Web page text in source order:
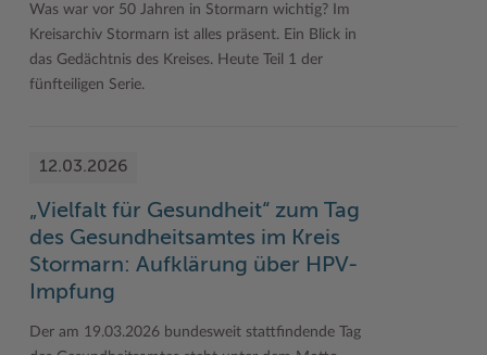
Was war vor 50 Jahren in Stormarn wichtig? Im
Kreisarchiv Stormarn ist alles präsent. Ein Blick in
das Gedächtnis des Kreises. Heute Teil 1 der
fünfteiligen Serie.
12.03.2026
„Vielfalt für Gesundheit“ zum Tag
des Gesundheitsamtes im Kreis
Stormarn: Aufklärung über HPV-
Impfung
Der am 19.03.2026 bundesweit stattfindende Tag